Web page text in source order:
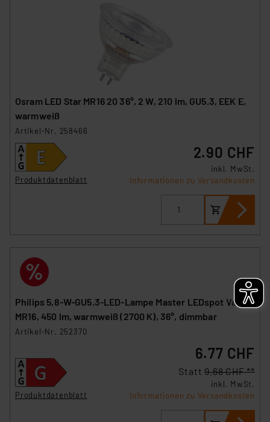
Beurteilung der mit der Datenübermittlung,
insbesondere der Art der übermittelten Daten,
Datenschutzerklärung
Osram LED Star MR16 20 36°, 2 W, 210 lm, GU5.3, EEK E,
warmweiß
Artikel-Nr. 258466
Produktdatenblatt
2.90 CHF
inkl. MwSt.
Informationen zu Versandkosten
Philips 5,8-W-GU5.3-LED-Lampe Master LEDspot Value,
MR16, 450 lm, warmweiß (2700 K), 36°, dimmbar
Artikel-Nr. 252370
Produktdatenblatt
6.77 CHF
Statt9.68 CHF **
inkl. MwSt.
Informationen zu Versandkosten